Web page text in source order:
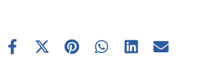
Share
Share Share Share Share Share